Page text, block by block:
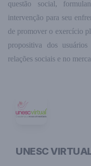
questão social,
intervenção para seu
de promover o exercício
propositiva dos
relações sociais e no
UNESC